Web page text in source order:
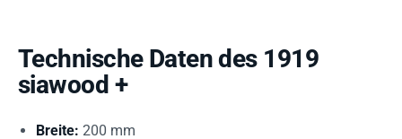
Technische Daten des 1919
siawood +
Breite: 200 mm